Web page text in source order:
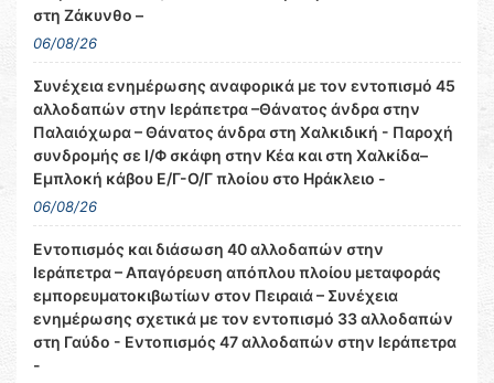
στη Ζάκυνθο –
06/08/26
Συνέχεια ενημέρωσης αναφορικά με τον εντοπισμό 45
αλλοδαπών στην Ιεράπετρα –Θάνατος άνδρα στην
Παλαιόχωρα – Θάνατος άνδρα στη Χαλκιδική - Παροχή
συνδρομής σε Ι/Φ σκάφη στην Κέα και στη Χαλκίδα–
Εμπλοκή κάβου Ε/Γ-Ο/Γ πλοίου στο Ηράκλειο -
06/08/26
Εντοπισμός και διάσωση 40 αλλοδαπών στην
Ιεράπετρα – Απαγόρευση απόπλου πλοίου μεταφοράς
εμπορευματοκιβωτίων στον Πειραιά – Συνέχεια
ενημέρωσης σχετικά με τον εντοπισμό 33 αλλοδαπών
στη Γαύδο - Εντοπισμός 47 αλλοδαπών στην Ιεράπετρα
-